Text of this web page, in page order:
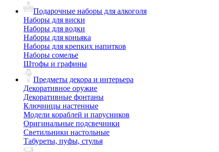
Подарочные наборы для алкоголя
Наборы для виски
Наборы для водки
Наборы для коньяка
Наборы для крепких напитков
Наборы сомелье
Штофы и графины
Предметы декора и интерьера
Декоративное оружие
Декоративные фонтаны
Ключницы настенные
Модели кораблей и парусников
Оригинальные подсвечники
Светильники настольные
Табуреты, пуфы, стулья